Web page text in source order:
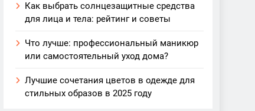
Как выбрать солнцезащитные средства
для лица и тела: рейтинг и советы
Что лучше: профессиональный маникюр
или самостоятельный уход дома?
Лучшие сочетания цветов в одежде для
стильных образов в 2025 году